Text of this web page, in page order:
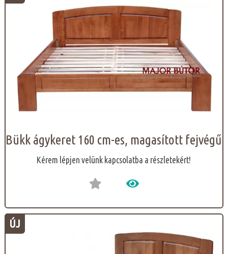
Bükk ágykeret 160 cm-es, magasított fejvégű
Kérem lépjen velünk kapcsolatba a részletekért!
ÚJ